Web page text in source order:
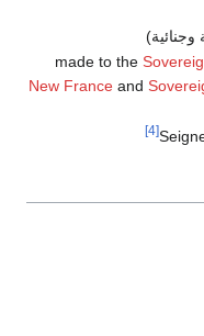
وجنائية)
New France and
[4]